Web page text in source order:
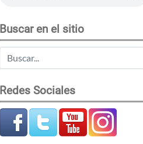
Buscar en el sitio
Redes Sociales